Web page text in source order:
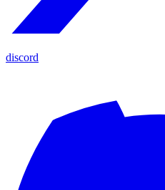
discord